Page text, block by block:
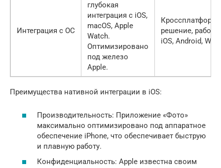
Интеграция с ОС
глубокая
интеграция с iOS,
macOS, Apple
Watch.
Оптимизировано
под железо
Apple.
решение,
iOS, Android, Web.
Преимущества нативной интеграции в iOS:
Производительность: Приложение «Фото»
максимально оптимизировано под аппаратное
обеспечение iPhone, что обеспечивает быструю
и плавную работу.
Конфиденциальность: Apple известна своим